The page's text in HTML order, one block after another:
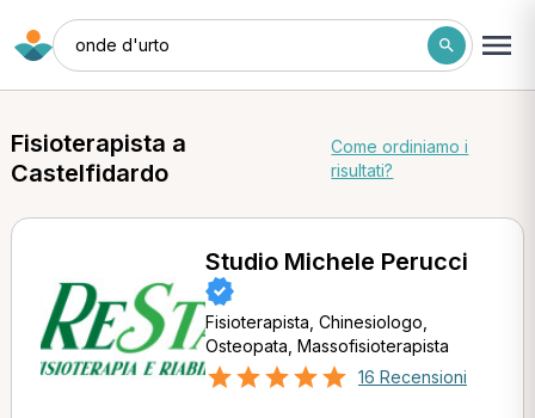
onde d'urto
Fisioterapista a
Castelfidardo
Come ordiniamo i
risultati?
Studio Michele Perucci
Fisioterapista, Chinesiologo,
Osteopata, Massofisioterapista
16 Recensioni